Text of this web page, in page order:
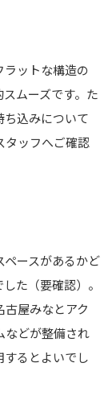
ットな構造の
ムーズです。た
込みについて
タッフへご確認
ースがあるかど
た（要確認）。
屋みなとアク
などが整備され
るとよいでし